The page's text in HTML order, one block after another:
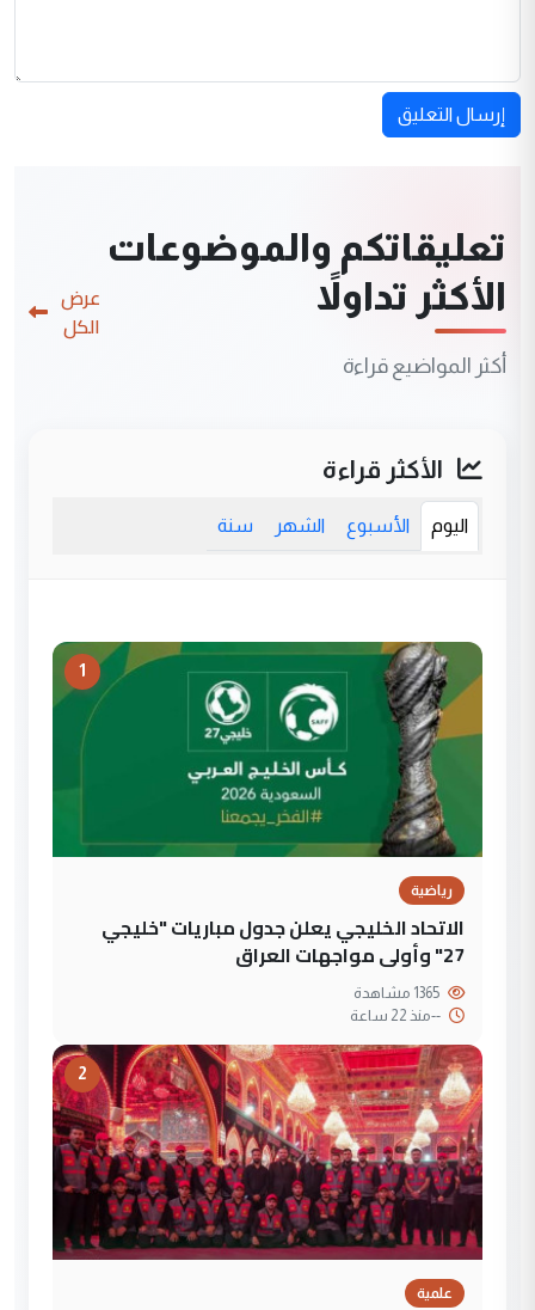
إرسال التعليق
تعليقاتكم والموضوعات
الأكثر تداولاً
أكثر المواضيع قراءة
عرض
الكل
الأكثر قراءة
اليوم الأسبوع الشهر سنة
1
رياضية
الاتحاد الخليجي يعلن جدول مباريات "خليجي
27" وأولى مواجهات العراق
--منذ 22 ساعة
2
علمية